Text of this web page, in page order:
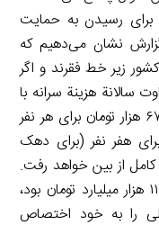
برای رسیدن به حمایت
نشان می‌دهیم که
زیر خط فقرند و اگر
سالانة هزینة سرانه با
سرانة خط فقر ملی پرداخت شود (بین ۶۷ هزار تومان برای هر نفر
هزار تومان برای هفر نفر (برای دهک
به طور کامل از بین خواهد رفت.
هزینة امحای کامل فقر در سال ۱۳۹۸، ۱۱۲ هزار میلیارد تومان بود،
داخلی را به خود اختصاص